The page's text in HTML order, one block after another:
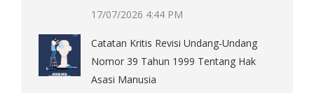
17/07/2026 4:44 PM
Catatan Kritis Revisi Undang-Undang
Nomor 39 Tahun 1999 Tentang Hak
Asasi Manusia